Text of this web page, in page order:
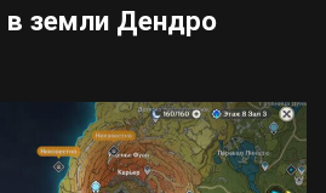
в земли Дендро